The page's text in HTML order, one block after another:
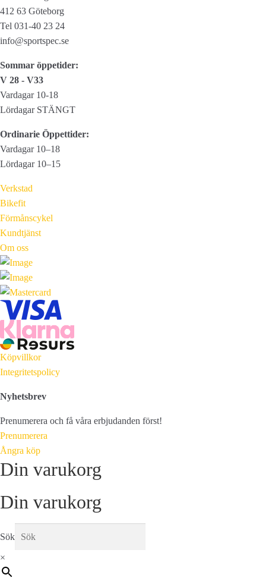
412 63 Göteborg
Tel 031-40 23 24
info@sportspec.se
Sommar öppetider:
V 28 - V33
Vardagar 10-18
Lördagar STÄNGT
Ordinarie Öppettider:
Vardagar 10–18
Lördagar 10–15
Verkstad
Bikefit
Förmånscykel
Kundtjänst
Om oss
Köpvillkor
Integritetspolicy
Nyhetsbrev
Prenumerera och få våra erbjudanden först!
Prenumerera
Ångra köp
Din varukorg
Din varukorg
Sök
×